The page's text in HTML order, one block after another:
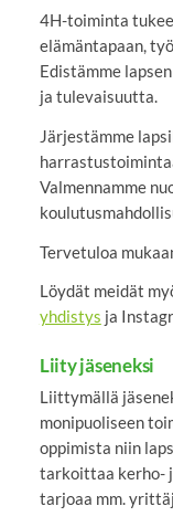
4H-toiminta
elämäntapaan,
Edistämme
ja tulevaisuutta.
Järjestämme
Valmennamme
Tervetuloa
Löydät meidät
yhdistys ja
Liity jäseneksi
Liittymällä
monipuoliseen
oppimista niin
tarkoittaa kerho-
tarjoaa mm.